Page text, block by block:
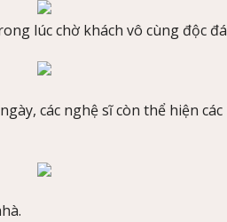
lúc chờ khách vô cùng độc
các nghệ sĩ còn thể hiện